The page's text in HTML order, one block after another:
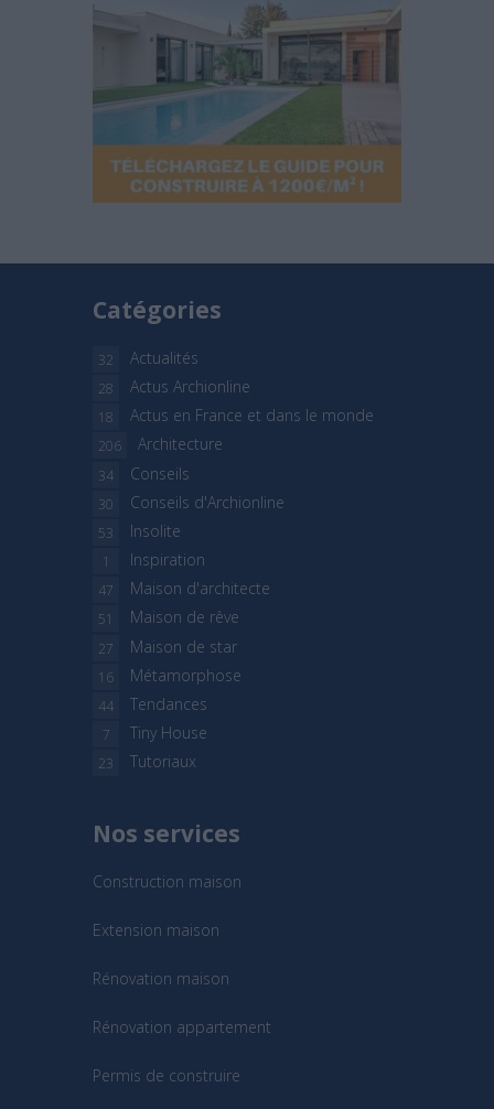
Catégories
Actualités
32
Actus Archionline
28
Actus en France et dans le monde
18
Architecture
206
Conseils
34
Conseils d'Archionline
30
Insolite
53
Inspiration
1
Maison d'architecte
47
Maison de rêve
51
Maison de star
27
Métamorphose
16
Tendances
44
Tiny House
7
Tutoriaux
23
Nos services
Construction maison
Extension maison
Rénovation maison
Rénovation appartement
Permis de construire